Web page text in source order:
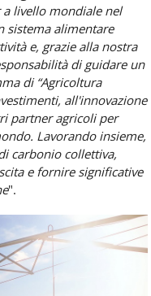
livello mondiale nel
sistema alimentare
e, grazie alla nostra
di guidare un
di “Agricoltura
all'innovazione
partner agricoli per
Lavorando insieme,
carbonio collettiva,
e fornire significative
".